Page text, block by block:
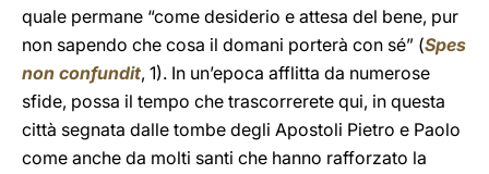
quale permane “come desiderio e attesa del bene, pur
non sapendo che cosa il domani porterà con sé” (Spes
non confundit, 1). In un’epoca afflitta da numerose
sfide, possa il tempo che trascorrerete qui, in questa
città segnata dalle tombe degli Apostoli Pietro e Paolo
come anche da molti santi che hanno rafforzato la